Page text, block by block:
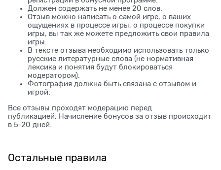
Должен содержать не менее 20 слов.
Отзыв можно написать о самой игре, о ваших
ощущениях в процессе игры, о процессе покупки
игры, вы так же можете предложить свои правила
игры.
В тексте отзыва необходимо использовать только
русские литературные слова (не нормативная
лексика и понятия будут блокироваться
модератором).
Фотография должна быть связана с отзывом и
игрой.
Все отзывы проходят модерацию перед
публикацией. Начисление бонусов за отзыв происходит
в 5-20 дней.
Остальные правила